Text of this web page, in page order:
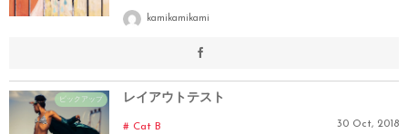
kamikamikami
ピックアップ レイアウトテスト
Cat B 30 Oct, 2018